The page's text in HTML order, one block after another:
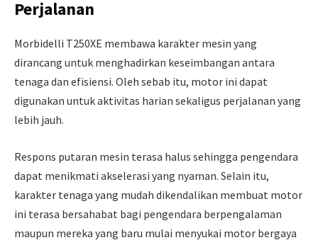
Perjalanan
Morbidelli T250XE membawa karakter mesin yang
dirancang untuk menghadirkan keseimbangan antara
tenaga dan efisiensi. Oleh sebab itu, motor ini dapat
digunakan untuk aktivitas harian sekaligus perjalanan yang
lebih jauh.
Respons putaran mesin terasa halus sehingga pengendara
dapat menikmati akselerasi yang nyaman. Selain itu,
karakter tenaga yang mudah dikendalikan membuat motor
ini terasa bersahabat bagi pengendara berpengalaman
maupun mereka yang baru mulai menyukai motor bergaya